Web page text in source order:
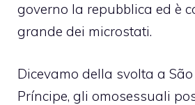
governo la repubblica ed è
grande dei microstati.
Dicevamo della svolta a
Príncipe, gli omosessuali